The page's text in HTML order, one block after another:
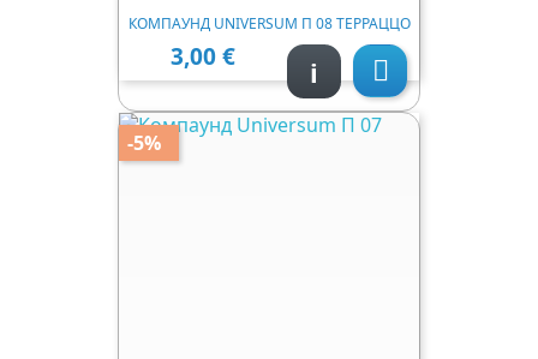
КОМПАУНД UNIVERSUM П 08 ТЕРРАЦЦО
Ціна
3,00 € 
i
-5%